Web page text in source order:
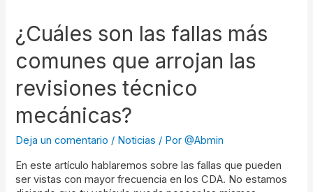
¿Cuáles son las fallas más
comunes que arrojan las
revisiones técnico
mecánicas?
Deja un comentario / Noticias / Por@Abmin
En este artículo hablaremos sobre las fallas que pueden
ser vistas con mayor frecuencia en los CDA. No estamos